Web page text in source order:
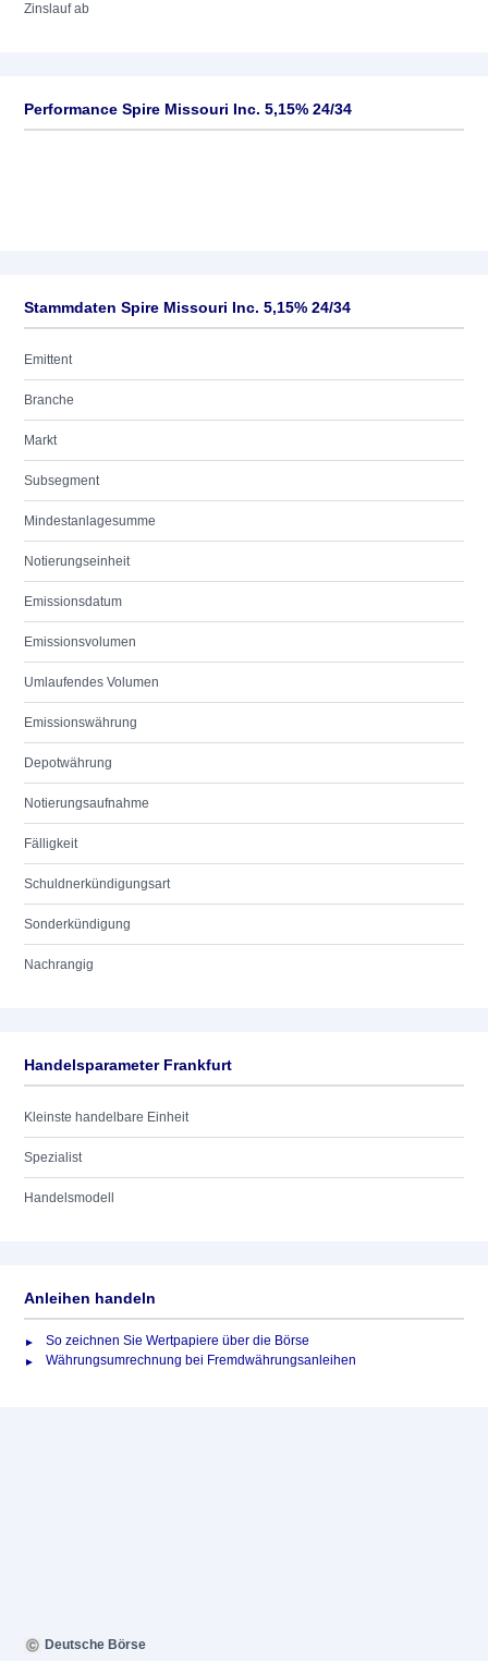
Zinslauf ab
Performance Spire Missouri Inc. 5,15% 24/34
Stammdaten Spire Missouri Inc. 5,15% 24/34
Emittent
Branche
Markt
Subsegment
Mindestanlagesumme
Notierungseinheit
Emissionsdatum
Emissionsvolumen
Umlaufendes Volumen
Emissionswährung
Depotwährung
Notierungsaufnahme
Fälligkeit
Schuldnerkündigungsart
Sonderkündigung
Nachrangig
Handelsparameter Frankfurt
Kleinste handelbare Einheit
Spezialist
Handelsmodell
Anleihen handeln
So zeichnen Sie Wertpapiere über die Börse
Währungsumrechnung bei Fremdwährungsanleihen
Deutsche Börse